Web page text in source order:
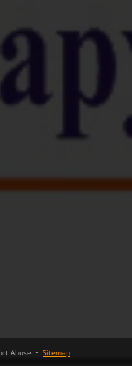
Abuse • Sitemap